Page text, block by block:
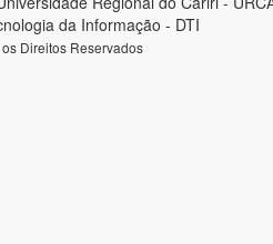
da Informação - DTI
Direitos Reservados